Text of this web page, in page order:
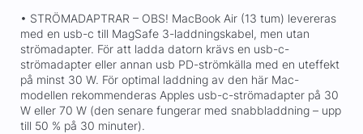
• STRÖMADAPTRAR – OBS! MacBook Air (13 tum) levereras
med en usb-c till MagSafe 3-laddningskabel, men utan
strömadapter. För att ladda datorn krävs en usb-c-
strömadapter eller annan usb PD-strömkälla med en uteffekt
på minst 30 W. För optimal laddning av den här Mac-
modellen rekommenderas Apples usb-c-strömadapter på 30
W eller 70 W (den senare fungerar med snabbladdning – upp
till 50 % på 30 minuter).